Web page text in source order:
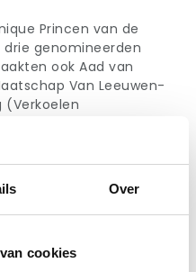
Over
cookies
Princen van de
genomineerden
ook Aad van
Van Leeuwen-
(Verkoelen
was voor de jury
Gé Moonende visie van
we ons dat de